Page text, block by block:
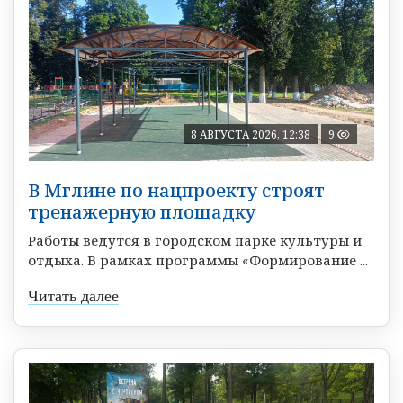
8 АВГУСТА 2026, 12:38 9
В Мглине по нацпроекту строят
тренажерную площадку
Работы ведутся в городском парке культуры и
отдыха. В рамках программы «Формирование ...
Читать далее